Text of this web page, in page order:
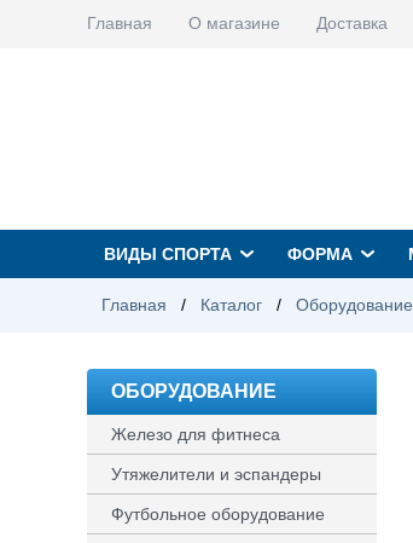
Главная О магазине Доставка
ВИДЫ СПОРТА ФОРМА
Главная / Каталог / Оборудование
ОБОРУДОВАНИЕ
Железо для фитнеса
Утяжелители и эспандеры
Футбольное оборудование